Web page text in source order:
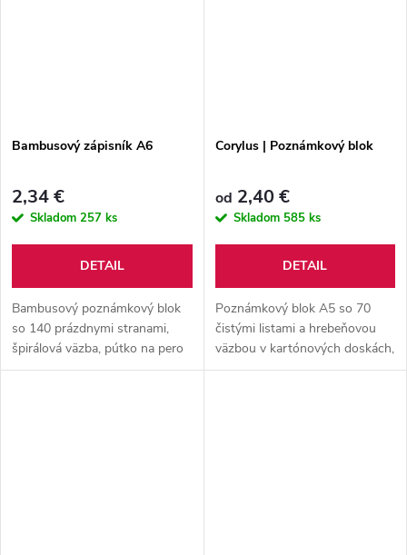
Bambusový zápisník A6
2,34 €
Skladom 257 ks
DETAIL
Bambusový poznámkový blok
so 140 prázdnymi stranami,
špirálová väzba, pútko na pero
vrátane pera a gumička na
Corylus | Poznámkový blok
od 2,40 €
Skladom 585 ks
DETAIL
Poznámkový blok A5 so 70
čistými listami a hrebeňovou
väzbou v kartónových doskách,
vrátane guľôčkového pera v